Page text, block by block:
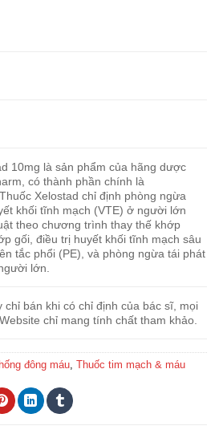
10mg là sản phẩm của hãng dược
có thành phần chính là
Xelostad chỉ định phòng ngừa
khối tĩnh mạch (VTE) ở người lớn
theo chương trình thay thế khớp
gối, điều trị huyết khối tĩnh mạch sâu
tắc phổi (PE), và phòng ngừa tái phát
lớn.
chỉ bán khi có chỉ định của bác sĩ, mọi
chỉ mang tính chất tham khảo.
đông máu, Thuốc tim mạch & máu